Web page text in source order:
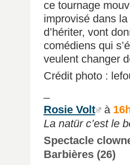
ce tournage
improvisé dans
d’hériter, vont
comédiens qui
veulent changer
Crédit photo :
Rosie Volt à
La natür c’est le
Spectacle
Barbières (26)